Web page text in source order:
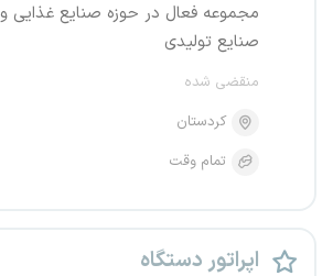
مجموعه فعال در حوزه صنایع غذایی و
صنایع تولیدی
منقضی شده
کردستان
تمام وقت
اپراتور دستگاه